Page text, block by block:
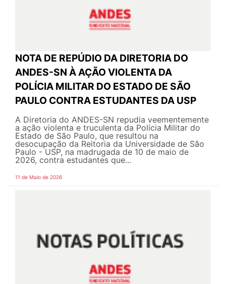
NOTA DE REPÚDIO DA DIRETORIA DO
ANDES-SN À AÇÃO VIOLENTA DA
POLÍCIA MILITAR DO ESTADO DE SÃO
PAULO CONTRA ESTUDANTES DA USP
A Diretoria do ANDES-SN repudia veementemente
a ação violenta e truculenta da Polícia Militar do
Estado de São Paulo, que resultou na
desocupação da Reitoria da Universidade de São
Paulo - USP, na madrugada de 10 de maio de
2026, contra estudantes que...
11 de Maio de 2026